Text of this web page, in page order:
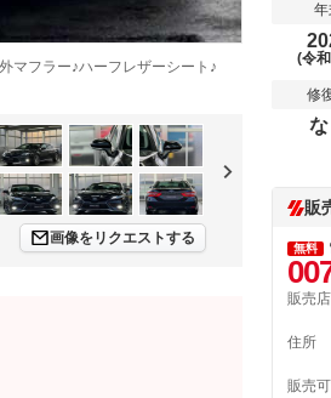
マフラー♪ハーフレザーシート♪
画像をリクエストする
年
(令
修
な
販
無料
販売店
住所
販売